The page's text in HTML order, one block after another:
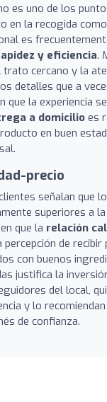
es uno de los
en la recogida
es
y eficiencia.
trato cercano y la
detalles que a
que la experiencia
a domicilio es
en buen
precio
señalan que
superiores a la
que la relación
percepción de
con buenos
justifica la
del local,
y lo
de confianza.